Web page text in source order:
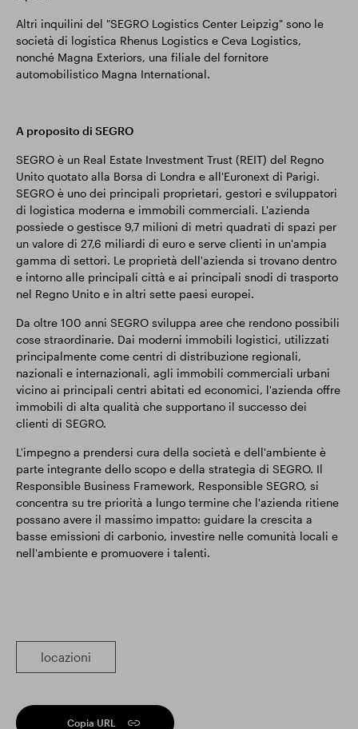
Altri inquilini del "SEGRO Logistics Center Leipzig" sono le
società di logistica Rhenus Logistics e Ceva Logistics,
nonché Magna Exteriors, una filiale del fornitore
automobilistico Magna International.
A proposito di SEGRO
SEGRO è un Real Estate Investment Trust (REIT) del Regno
Unito quotato alla Borsa di Londra e all'Euronext di Parigi.
SEGRO è uno dei principali proprietari, gestori e sviluppatori
di logistica moderna e immobili commerciali. L'azienda
possiede o gestisce 9,7 milioni di metri quadrati di spazi per
un valore di 27,6 miliardi di euro e serve clienti in un'ampia
gamma di settori. Le proprietà dell'azienda si trovano dentro
e intorno alle principali città e ai principali snodi di trasporto
nel Regno Unito e in altri sette paesi europei.
Da oltre 100 anni SEGRO sviluppa aree che rendono possibili
cose straordinarie. Dai moderni immobili logistici, utilizzati
principalmente come centri di distribuzione regionali,
nazionali e internazionali, agli immobili commerciali urbani
vicino ai principali centri abitati ed economici, l'azienda offre
immobili di alta qualità che supportano il successo dei
clienti di SEGRO.
L'impegno a prendersi cura della società e dell'ambiente è
parte integrante dello scopo e della strategia di SEGRO. Il
Responsible Business Framework, Responsible SEGRO, si
concentra su tre priorità a lungo termine che l'azienda ritiene
possano avere il massimo impatto: guidare la crescita a
basse emissioni di carbonio, investire nelle comunità locali e
nell'ambiente e promuovere i talenti.
locazioni
Copia URL